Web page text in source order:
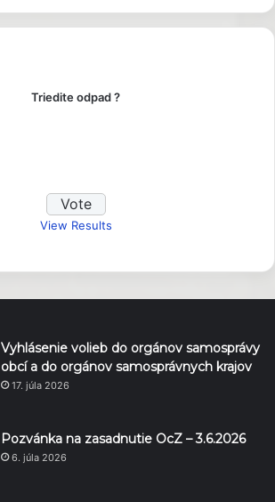
Triedite odpad ?
View Results
Vyhlásenie volieb do orgánov samosprávy
obcí a do orgánov samosprávnych krajov
17. júla 2026
Pozvánka na zasadnutie OcZ – 3.6.2026
6. júla 2026